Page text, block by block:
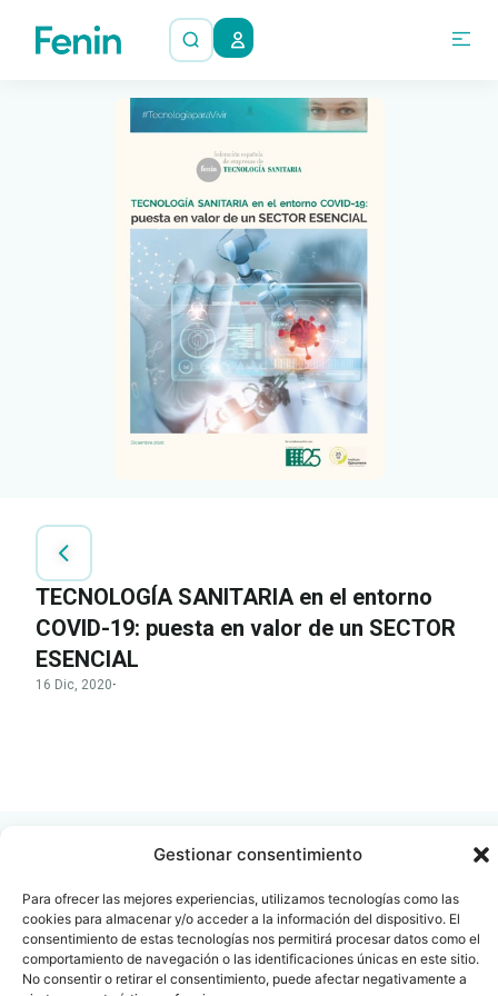
Gestionar consentimiento
Para ofrecer las mejores experiencias, utilizamos tecnologías como las
cookies para almacenar y/o acceder a la información del dispositivo. El
consentimiento de estas tecnologías nos permitirá procesar datos como el
comportamiento de navegación o las identificaciones únicas en este sitio.
No consentir o retirar el consentimiento, puede afectar negativamente a
TECNOLOGÍA SANITARIA en el entorno
COVID-19: puesta en valor de un SECTOR
ESENCIAL
16 Dic, 2020·
Contacto
info@fenin.es
Oficina Barcelona
Travesera de Gracia, 56 -
1º, 3ª 08006